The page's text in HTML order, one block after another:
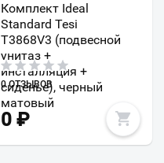
Комплект Ideal
Standard Tesi
T3868V3 (подвесной
унитаз +
инсталляция +
сиденье), черный
матовый
0 ОТЗЫВОВ
0₽